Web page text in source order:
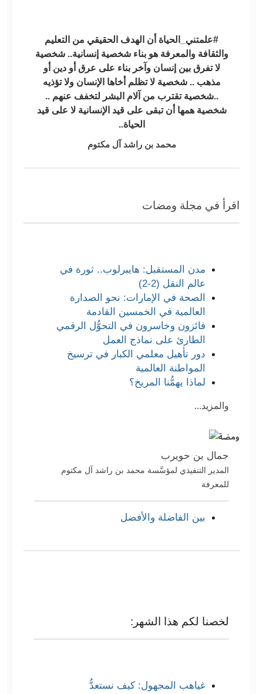
#علمتني_الحياة أن الهدف الحقيقي من التعليم
والثقافة والمعرفة هو بناء شخصية إنسانية.. شخصية
لا تفرق بين إنسان وآخر بناء على عرق أو دين أو
مذهب .. شخصية لا تظلم أخاها الإنسان ولا تؤذيه
..شخصية تقترب من آلام البشر لتخفف عنهم ..
شخصية همها أن تبقى على قيد الإنسانية لا على قيد
الحياة..
محمد بن راشد آل مكتوم
اقرأ في مجلة ومضات
مدن المستقبل: هايبرلوب.. ثورة في
عالم النقل (2-2)
الصحة في الإمارات: نحو الصدارة
العالمية في الخمسين القادمة
فائزون وخاسرون في التحوُّل الرقمي
الطارئ على نماذج العمل
دور تأهيل معلمي الكبار في ترسيخ
المواطنة العالمية
لماذا يهمُّنا المريخ؟
والمزيد...
جمال بن حويرب
للمعرفة
بين الفاضلة والأفضل
لخصنا لكم هذا الشهر:
غياهب المجهول: كيف نستعدُّ